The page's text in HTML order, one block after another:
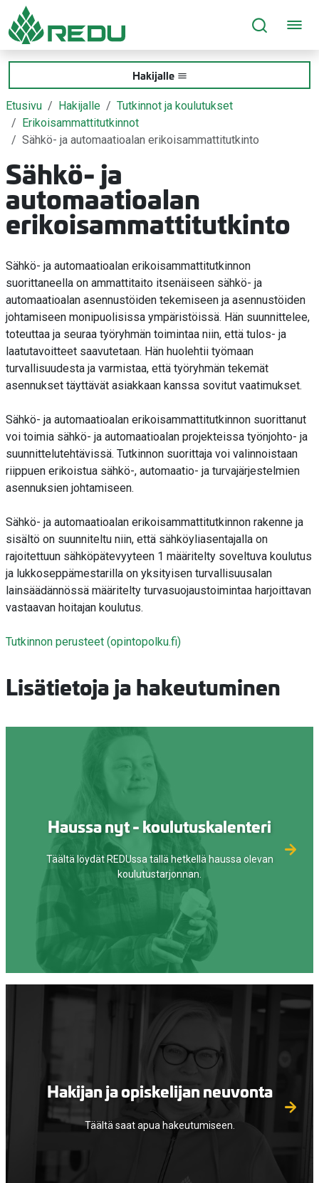
Siirry sivusisältöön
Hakijalle
Etusivu Hakijalle
Tutkinnot ja koulutukset
Erikoisammattitutkinnot
Sähkö- ja automaatioalan erikoisammattitutkinto
Sähkö- ja
automaatioalan
erikoisammattitutkinto
Sähkö- ja automaatioalan erikoisammattitutkinnon
suorittaneella on ammattitaito itsenäiseen sähkö- ja
automaatioalan asennustöiden tekemiseen ja asennustöiden
johtamiseen monipuolisissa ympäristöissä. Hän suunnittelee,
toteuttaa ja seuraa työryhmän toimintaa niin, että tulos- ja
laatutavoitteet saavutetaan. Hän huolehtii työmaan
turvallisuudesta ja varmistaa, että työryhmän tekemät
asennukset täyttävät asiakkaan kanssa sovitut vaatimukset.
Sähkö- ja automaatioalan erikoisammattitutkinnon suorittanut
voi toimia sähkö- ja automaatioalan projekteissa työnjohto- ja
suunnittelutehtävissä. Tutkinnon suorittaja voi valinnoistaan
riippuen erikoistua sähkö-, automaatio- ja turvajärjestelmien
asennuksien johtamiseen.
Sähkö- ja automaatioalan erikoisammattitutkinnon rakenne ja
sisältö on suunniteltu niin, että sähköyliasentajalla on
rajoitettuun sähköpätevyyteen 1 määritelty soveltuva koulutus
ja lukkoseppämestarilla on yksityisen turvallisuusalan
lainsäädännössä määritelty turvasuojaustoimintaa harjoittavan
vastaavan hoitajan koulutus.
Tutkinnon perusteet (opintopolku.fi)
Lisätietoja ja hakeutuminen
Haussa nyt - koulutuskalenteri
Täältä löydät REDUssa tällä hetkellä haussa olevan
koulutustarjonnan.
Hakijan ja opiskelijan neuvonta
Täältä saat apua hakeutumiseen.